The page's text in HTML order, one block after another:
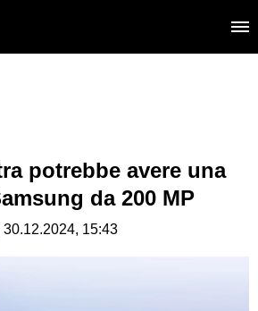
potrebbe avere una
da 200 MP
15:43